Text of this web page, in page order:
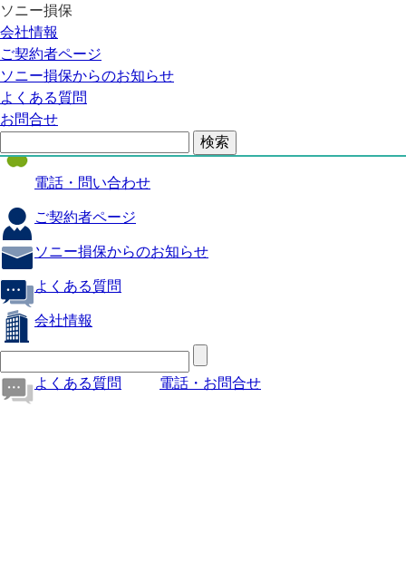
ソニー損保
会社情報
ご契約者ページ
ソニー損保からのお知らせ
よくある質問
お問合せ
自動車保険
医療保険
火災保険
海外旅行保険
電話・問い合わせ
ご契約者ページ
ソニー損保からのお知らせ
よくある質問
会社情報
よくある質問 電話・お問合せ